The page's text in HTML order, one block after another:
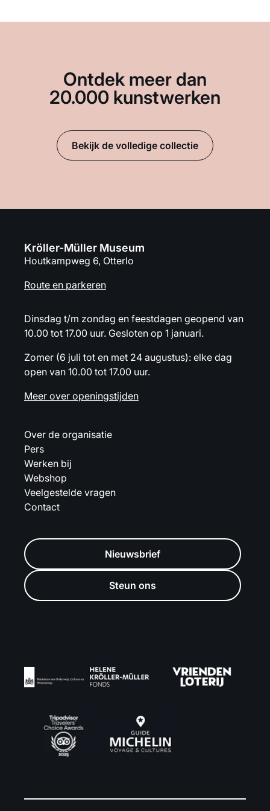
Ontdek meer dan
20.000 kunstwerken
Bekijk de volledige collectie
Kröller-Müller Museum
Houtkampweg 6, Otterlo
Route en parkeren
Dinsdag t/m zondag en feestdagen geopend van
10.00 tot 17.00 uur. Gesloten op 1 januari.
Zomer (6 juli tot en met 24 augustus): elke dag
open van 10.00 tot 17.00 uur.
Meer over openingstijden
Over de organisatie
Pers
Werken bij
Webshop
Veelgestelde vragen
Contact
Nieuwsbrief
Steun ons